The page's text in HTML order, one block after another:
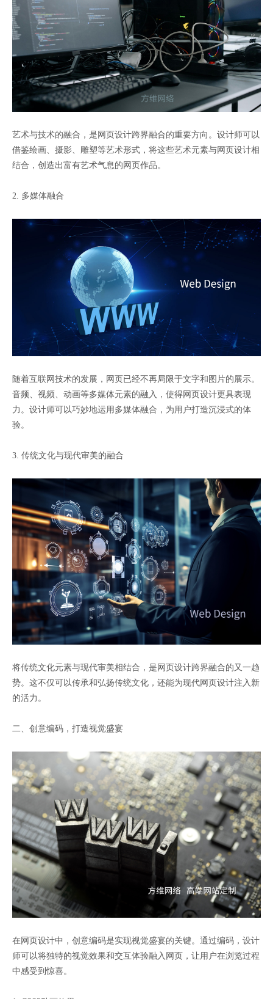
艺术与技术的融合，是网页设计跨界融合的重要方向。设计师可以
借鉴绘画、摄影、雕塑等艺术形式，将这些艺术元素与网页设计相
结合，创造出富有艺术气息的网页作品。
2. 多媒体融合
随着互联网技术的发展，网页已经不再局限于文字和图片的展示。
音频、视频、动画等多媒体元素的融入，使得网页设计更具表现
力。设计师可以巧妙地运用多媒体融合，为用户打造沉浸式的体
验。
3. 传统文化与现代审美的融合
将传统文化元素与现代审美相结合，是网页设计跨界融合的又一趋
势。这不仅可以传承和弘扬传统文化，还能为现代网页设计注入新
的活力。
二、创意编码，打造视觉盛宴
在网页设计中，创意编码是实现视觉盛宴的关键。通过编码，设计
师可以将独特的视觉效果和交互体验融入网页，让用户在浏览过程
中感受到惊喜。